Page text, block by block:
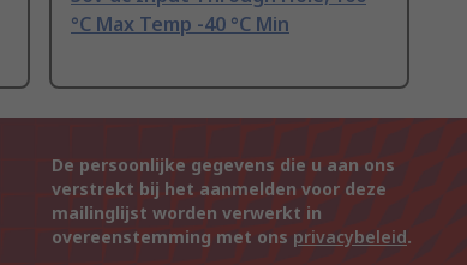
°C Max Temp -40 °C Min
De persoonlijke gegevens die u aan ons
verstrekt bij het aanmelden voor deze
mailinglijst worden verwerkt in
overeenstemming met ons privacybeleid.